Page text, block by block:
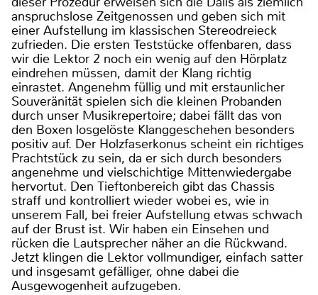
anspruchslose Zeitgenossen und geben sich mit
einer Aufstellung im klassischen Stereodreieck
zufrieden. Die ersten Teststücke offenbaren, dass
wir die Lektor 2 noch ein wenig auf den Hörplatz
eindrehen müssen, damit der Klang richtig
einrastet. Angenehm füllig und mit erstaunlicher
Souveränität spielen sich die kleinen Probanden
durch unser Musikrepertoire; dabei fällt das von
den Boxen losgelöste Klanggeschehen besonders
positiv auf. Der Holzfaserkonus scheint ein richtiges
Prachtstück zu sein, da er sich durch besonders
angenehme und vielschichtige Mittenwiedergabe
hervortut. Den Tieftonbereich gibt das Chassis
straff und kontrolliert wieder wobei es, wie in
unserem Fall, bei freier Aufstellung etwas schwach
auf der Brust ist. Wir haben ein Einsehen und
rücken die Lautsprecher näher an die Rückwand.
Jetzt klingen die Lektor vollmundiger, einfach satter
und insgesamt gefälliger, ohne dabei die
Ausgewogenheit aufzugeben.